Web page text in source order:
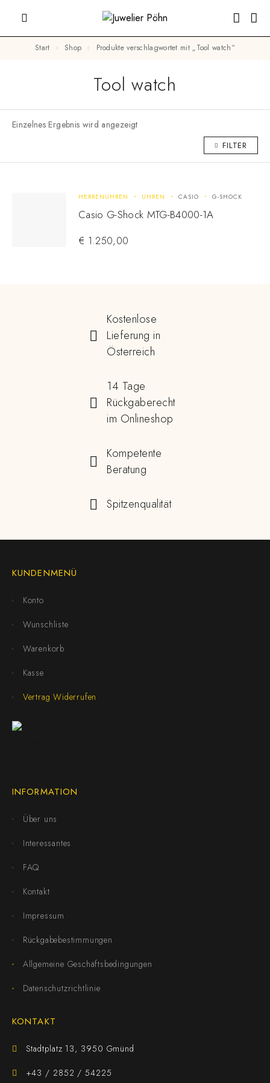
Start Shop Produkte verschlagwortet mit „Tool watch“
Tool watch
Einzelnes Ergebnis wird angezeigt
FILTER
HERRENUHREN UHREN CASIO G-SHOCK
Casio G-Shock MTG-B4000-1A
€ 1.250,00
Kostenlose
Lieferung in
Österreich
14 Tage
Rückgaberecht
im Onlineshop
Kompetente
Beratung
Spitzenqualität
KUNDENMENÜ
Konto
Wunschliste
Warenkorb
Kasse
Vertrag Widerrufen
INFORMATION
Über uns
Interessantes
FAQ
Kontakt
Impressum
Rückgabebestimmungen
Allgemeine Geschäftsbedingungen
Datenschutzrichtlinie
KONTAKT
Stadtplatz 13, 3950 Gmünd
+43 / 2852 / 54225